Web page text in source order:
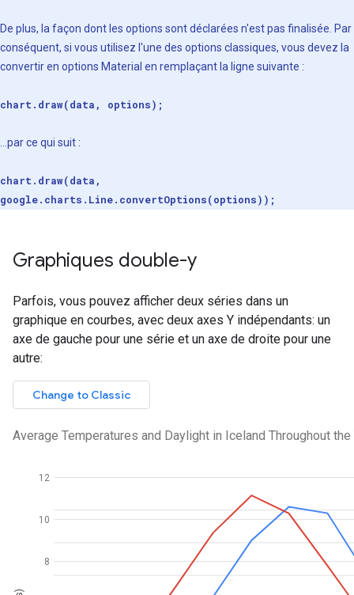
De plus, la façon dont les options sont déclarées n'est pas finalisée. Par
conséquent, si vous utilisez l'une des options classiques, vous devez la
convertir en options Material en remplaçant la ligne suivante :
chart.draw(data, options);
...par ce qui suit :
chart.draw(data,
google.charts.Line.convertOptions(options));
Graphiques double-y
Parfois, vous pouvez afficher deux séries dans un
graphique en courbes, avec deux axes Y indépendants: un
axe de gauche pour une série et un axe de droite pour une
autre: